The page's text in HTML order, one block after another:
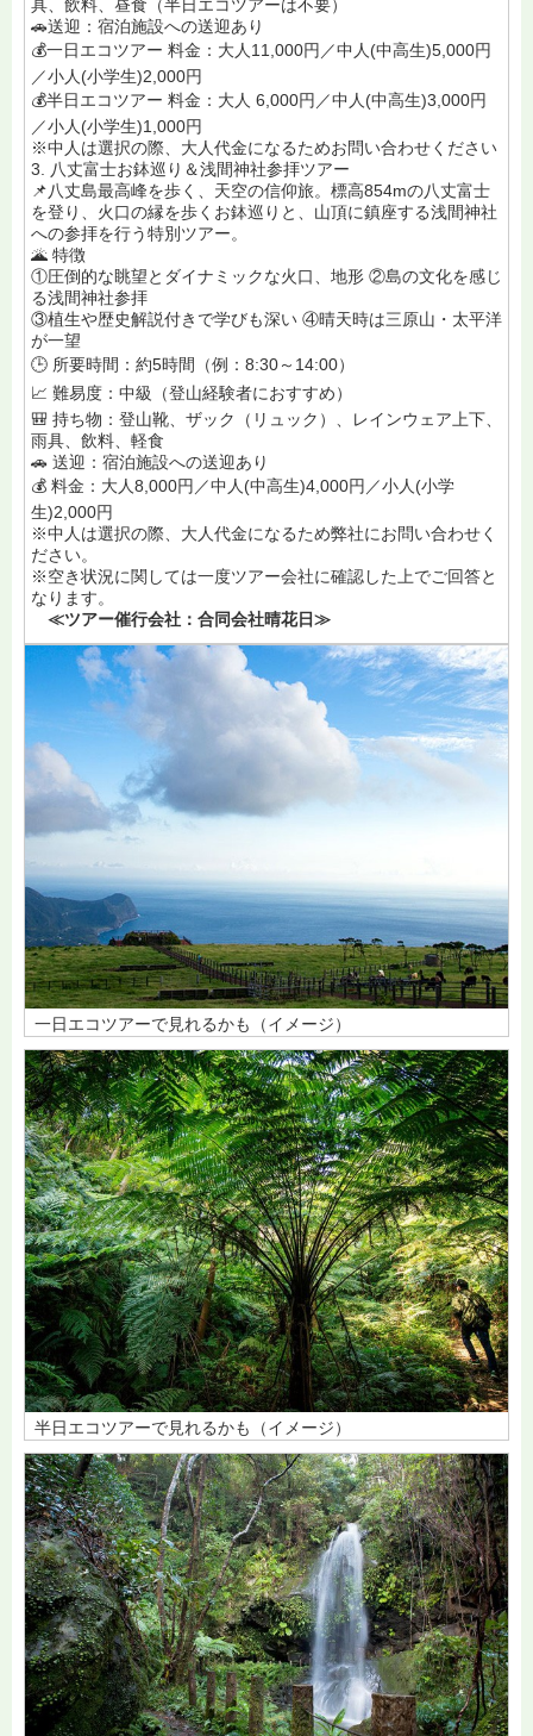
具、飲料、昼食（半日エコツアーは不要）
🚗送迎：宿泊施設への送迎あり
💰一日エコツアー 料金：大人11,000円／中人(中高生)5,000円
／小人(小学生)2,000円
💰半日エコツアー 料金：大人 6,000円／中人(中高生)3,000円
／小人(小学生)1,000円
※中人は選択の際、大人代金になるためお問い合わせください
3. 八丈富士お鉢巡り＆浅間神社参拝ツアー
📌八丈島最高峰を歩く、天空の信仰旅。標高854mの八丈富士
を登り、火口の縁を歩くお鉢巡りと、山頂に鎮座する浅間神社
への参拝を行う特別ツアー。
🌋 特徴
①圧倒的な眺望とダイナミックな火口、地形 ②島の文化を感じ
る浅間神社参拝
③植生や歴史解説付きで学びも深い ④晴天時は三原山・太平洋
が一望
🕒 所要時間：約5時間（例：8:30～14:00）
📈 難易度：中級（登山経験者におすすめ）
🎒 持ち物：登山靴、ザック（リュック）、レインウェア上下、
雨具、飲料、軽食
🚗 送迎：宿泊施設への送迎あり
💰 料金：大人8,000円／中人(中高生)4,000円／小人(小学
生)2,000円
※中人は選択の際、大人代金になるため弊社にお問い合わせく
ださい。
※空き状況に関しては一度ツアー会社に確認した上でご回答と
なります。
≪ツアー催行会社：合同会社晴花日≫
一日エコツアーで見れるかも（イメージ）
半日エコツアーで見れるかも（イメージ）